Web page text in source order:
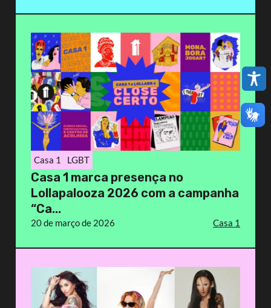
Casa 1 LGBT
Casa 1 marca presença no
Lollapalooza 2026 com a campanha
“Ca...
20 de março de 2026 Casa 1